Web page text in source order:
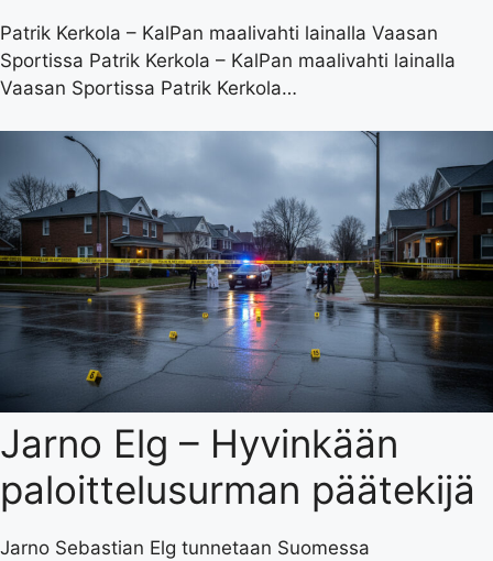
Patrik Kerkola – KalPan maalivahti lainalla Vaasan
Sportissa Patrik Kerkola – KalPan maalivahti lainalla
Vaasan Sportissa Patrik Kerkola…
Jarno Elg – Hyvinkään
paloittelusurman päätekijä
Jarno Sebastian Elg tunnetaan Suomessa